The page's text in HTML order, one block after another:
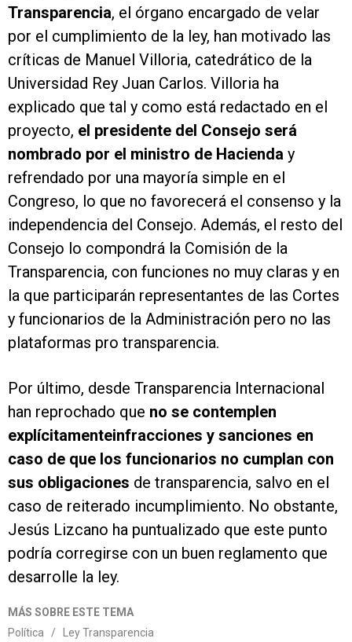
Transparencia, el órgano encargado de velar
por el cumplimiento de la ley, han motivado las
críticas de Manuel Villoria, catedrático de la
Universidad Rey Juan Carlos. Villoria ha
explicado que tal y como está redactado en el
proyecto, el presidente del Consejo será
nombrado por el ministro de Hacienda y
refrendado por una mayoría simple en el
Congreso, lo que no favorecerá el consenso y la
independencia del Consejo. Además, el resto del
Consejo lo compondrá la Comisión de la
Transparencia, con funciones no muy claras y en
la que participarán representantes de las Cortes
y funcionarios de la Administración pero no las
plataformas pro transparencia.
Por último, desde Transparencia Internacional
han reprochado que no se contemplen
explícitamenteinfracciones y sanciones en
caso de que los funcionarios no cumplan con
sus obligaciones de transparencia, salvo en el
caso de reiterado incumplimiento. No obstante,
Jesús Lizcano ha puntualizado que este punto
podría corregirse con un buen reglamento que
desarrolle la ley.
MÁS SOBRE ESTE TEMA
Política
/ Ley Transparencia